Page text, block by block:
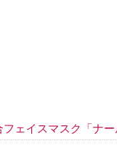
ェイスマスク「ナー